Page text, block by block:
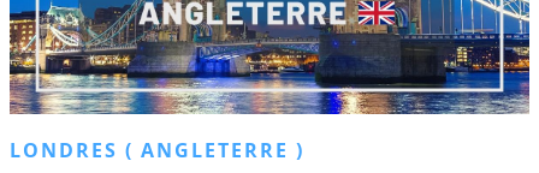
LONDRES ( ANGLETERRE )